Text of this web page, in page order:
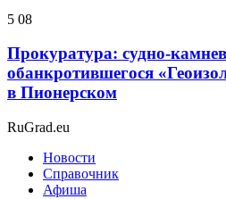
5 08
Прокуратура: судно-
обанкротившегося
в Пионерском
RuGrad.eu
Новости
Справочник
Афиша